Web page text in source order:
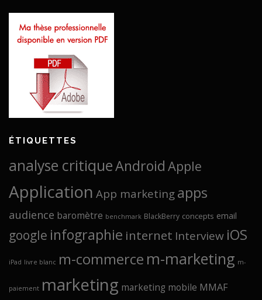
ÉTIQUETTES
analyse critiqueAndroid Apple
Application App marketing apps
audience baromètre benchmark BlackBerry concepts email
google infographie internet Interview iOS
iPad livre blanc m-commerce m-marketing m-
paiement marketing marketing mobile MMAF